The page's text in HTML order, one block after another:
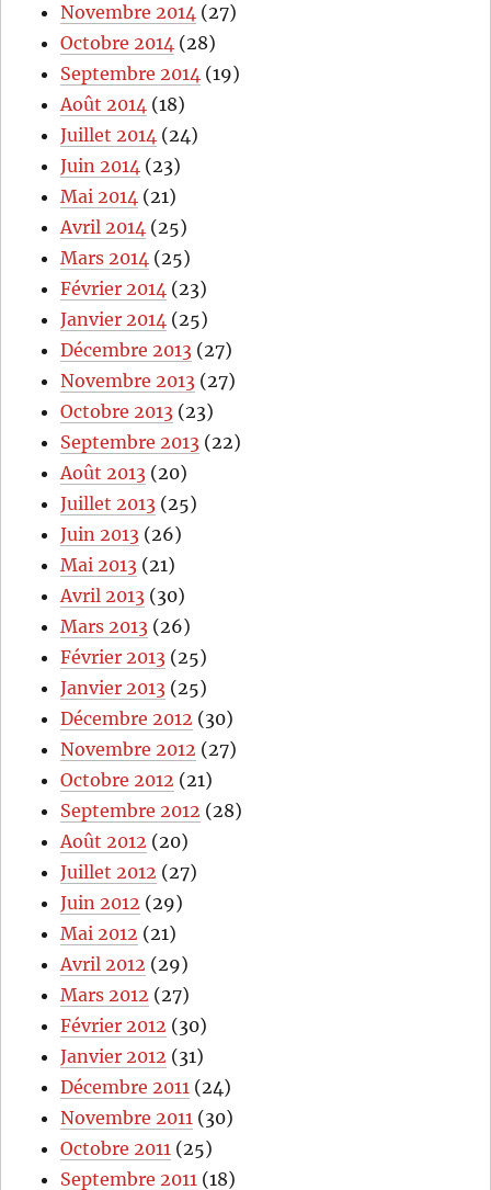
Novembre 2014 (27)
Octobre 2014 (28)
Septembre 2014 (19)
Août 2014 (18)
Juillet 2014 (24)
Juin 2014 (23)
Mai 2014 (21)
Avril 2014 (25)
Mars 2014 (25)
Février 2014 (23)
Janvier 2014 (25)
Décembre 2013 (27)
Novembre 2013 (27)
Octobre 2013 (23)
Septembre 2013 (22)
Août 2013 (20)
Juillet 2013 (25)
Juin 2013 (26)
Mai 2013 (21)
Avril 2013 (30)
Mars 2013 (26)
Février 2013 (25)
Janvier 2013 (25)
Décembre 2012 (30)
Novembre 2012 (27)
Octobre 2012 (21)
Septembre 2012 (28)
Août 2012 (20)
Juillet 2012 (27)
Juin 2012 (29)
Mai 2012 (21)
Avril 2012 (29)
Mars 2012 (27)
Février 2012 (30)
Janvier 2012 (31)
Décembre 2011 (24)
Novembre 2011 (30)
Octobre 2011 (25)
Septembre 2011 (18)